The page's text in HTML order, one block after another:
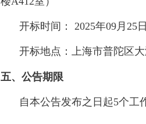
开标时间： 2025年09月25
开标地点： 上海市普陀区
五、公告期限
自本公告发布之日起5个工